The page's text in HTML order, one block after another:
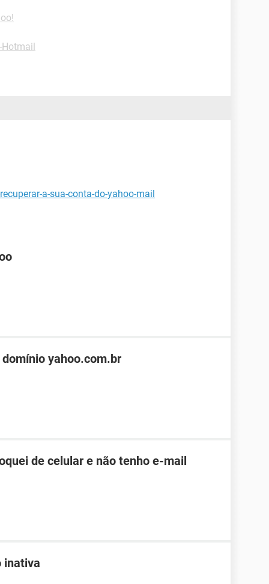
Hotmail
a-sua-conta-do-yahoo-mail
yahoo.com.br
de celular e não tenho e-mail
inativa